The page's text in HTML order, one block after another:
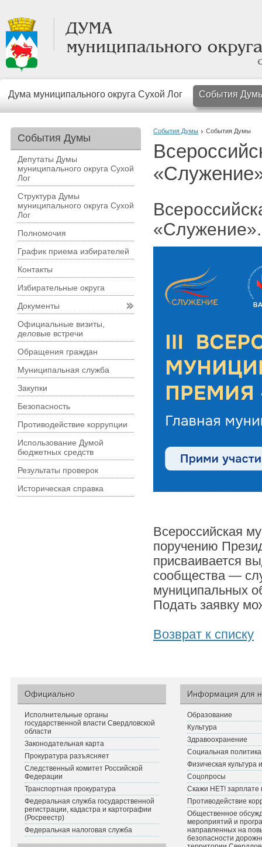
Дума муниципального округа Сухой Лог События
События Думы События Думы
«Служение».
Всероссийская
поручению
присваивается
сообщества —
муниципальных
Подать заявку
Возврат к списку
События Думы
Депутаты Думы
муниципального округа Сухой
Лог
Структура Думы
муниципального округа Сухой
Лог
Полномочия
График приема избирателей
Контакты
Избирательные округа
Документы
Официальные визиты,
деловые встречи
Обращения граждан
Муниципальная служба
Закупки
Безопасность
Противодействие коррупции
Использование Думой
бюджетных средств
Результаты проверок
Историческая справка
Официально
Исполнительные органы
государственной власти Свердловской
области
Законодательная карта
Прокуратура разъясняет
Следственный комитет Российской
Федерации
Транспортная прокуратура
Федеральная служба государственной
регистрации, кадастра и картографии
(Росреестр)
Федеральная налоговая служба
Информация для
Образование
Культура
Здравоохранение
Социальная политика
Физическая культура
Соцопросы
Скажи НЕТ! зарплате
Противодействие
Общественное
мероприятий и
направленных на
безопасности